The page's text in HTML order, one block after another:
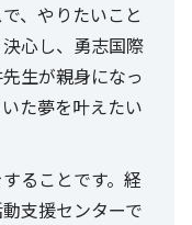
、やりたいこと
心し、勇志国際
生が親身になっ
た夢を叶えたい
ることです。経
支援センターで